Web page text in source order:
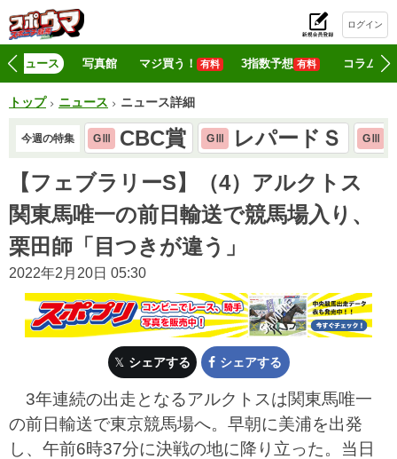
ログイン
ニュース 写真館 マジ買う！ 有料 3指数予想 有料 コラム
トップ ニュース ニュース詳細
今週の特集 GⅢ CBC賞 GⅢ レパードＳ GⅢ
【フェブラリーS】（4）アルクトス
関東馬唯一の前日輸送で競馬場入り、
栗田師「目つきが違う」
2022年2月20日 05:30
シェアする シェアする
3年連続の出走となるアルクトスは関東馬唯一
の前日輸送で東京競馬場へ。早朝に美浦を出発
し、午前6時37分に決戦の地に降り立った。当日